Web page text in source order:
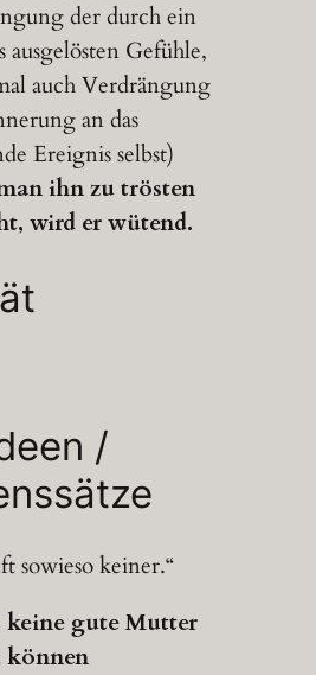
der durch ein
ausgelösten Gefühle,
auch Verdrängung
an das
Ereignis selbst)
ihn zu trösten
wird er wütend.
/
sowieso keiner.“
keine gute Mutter
können